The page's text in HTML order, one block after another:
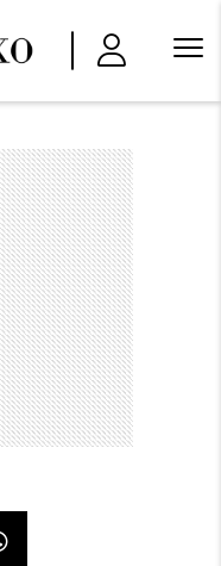
Menu